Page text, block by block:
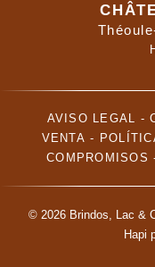
AVISO LEGAL -
VENTA -
COMPROMISOS
© 2026 Brindos, Lac &
Hapi